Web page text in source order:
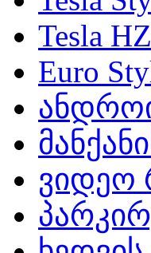
Tesla
Euro
ვიდეო